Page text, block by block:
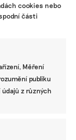
cookies nebo
části
Měření
publiku
z různých
jakýsi
z praxe
nic
štve,
dokumenty